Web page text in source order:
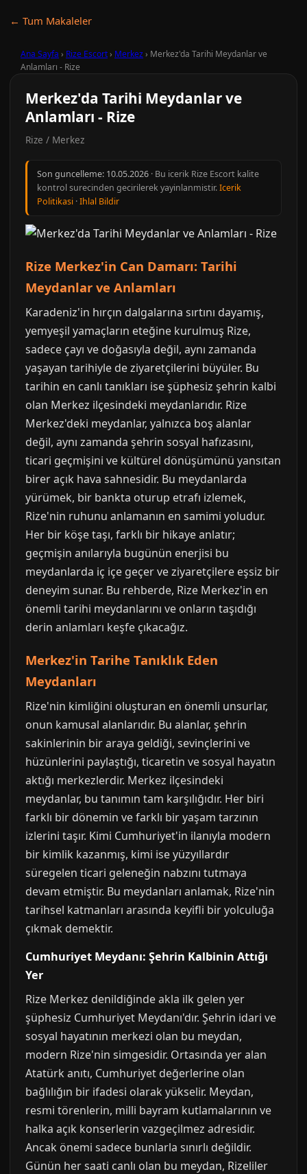
← Tum Makaleler
Ana Sayfa › Rize Escort› Merkez› Merkez'da Tarihi Meydanlar ve
Anlamları - Rize
Merkez'da Tarihi Meydanlar ve
Anlamları - Rize
Rize / Merkez
Son guncelleme: 10.05.2026 · Bu icerik Rize Escort kalite
kontrol surecinden gecirilerek yayinlanmistir.Icerik
Politikasi ·Ihlal Bildir
Rize Merkez'in Can Damarı: Tarihi
Meydanlar ve Anlamları
Karadeniz'in hırçın dalgalarına sırtını dayamış,
yemyeşil yamaçların eteğine kurulmuş Rize,
sadece çayı ve doğasıyla değil, aynı zamanda
yaşayan tarihiyle de ziyaretçilerini büyüler. Bu
tarihin en canlı tanıkları ise şüphesiz şehrin kalbi
olan Merkez ilçesindeki meydanlarıdır. Rize
Merkez'deki meydanlar, yalnızca boş alanlar
değil, aynı zamanda şehrin sosyal hafızasını,
ticari geçmişini ve kültürel dönüşümünü yansıtan
birer açık hava sahnesidir. Bu meydanlarda
yürümek, bir bankta oturup etrafı izlemek,
Rize'nin ruhunu anlamanın en samimi yoludur.
Her bir köşe taşı, farklı bir hikaye anlatır;
geçmişin anılarıyla bugünün enerjisi bu
meydanlarda iç içe geçer ve ziyaretçilere eşsiz bir
deneyim sunar. Bu rehberde, Rize Merkez'in en
önemli tarihi meydanlarını ve onların taşıdığı
derin anlamları keşfe çıkacağız.
Merkez'in Tarihe Tanıklık Eden
Meydanları
Rize'nin kimliğini oluşturan en önemli unsurlar,
onun kamusal alanlarıdır. Bu alanlar, şehrin
sakinlerinin bir araya geldiği, sevinçlerini ve
hüzünlerini paylaştığı, ticaretin ve sosyal hayatın
aktığı merkezlerdir. Merkez ilçesindeki
meydanlar, bu tanımın tam karşılığıdır. Her biri
farklı bir dönemin ve farklı bir yaşam tarzının
izlerini taşır. Kimi Cumhuriyet'in ilanıyla modern
bir kimlik kazanmış, kimi ise yüzyıllardır
süregelen ticari geleneğin nabzını tutmaya
devam etmiştir. Bu meydanları anlamak, Rize'nin
tarihsel katmanları arasında keyifli bir yolculuğa
çıkmak demektir.
Cumhuriyet Meydanı: Şehrin Kalbinin Attığı
Yer
Rize Merkez denildiğinde akla ilk gelen yer
şüphesiz Cumhuriyet Meydanı'dır. Şehrin idari ve
sosyal hayatının merkezi olan bu meydan,
modern Rize'nin simgesidir. Ortasında yer alan
Atatürk anıtı, Cumhuriyet değerlerine olan
bağlılığın bir ifadesi olarak yükselir. Meydan,
resmi törenlerin, milli bayram kutlamalarının ve
halka açık konserlerin vazgeçilmez adresidir.
Ancak önemi sadece bunlarla sınırlı değildir.
Günün her saati canlı olan bu meydan, Rizeliler